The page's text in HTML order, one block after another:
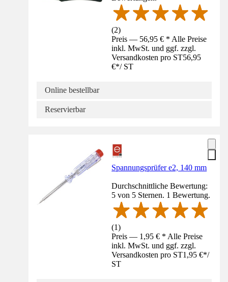
(2)
Preis — 56,95 € * Alle Preise
inkl. MwSt. und ggf. zzgl.
Versandkosten pro ST56,95
€*/ ST
Online bestellbar
Reservierbar
Spannungsprüfer e2, 140 mm
Durchschnittliche Bewertung:
5 von 5 Sternen. 1 Bewertung.
(1)
Preis — 1,95 € * Alle Preise
inkl. MwSt. und ggf. zzgl.
Versandkosten pro ST1,95 €*/
ST